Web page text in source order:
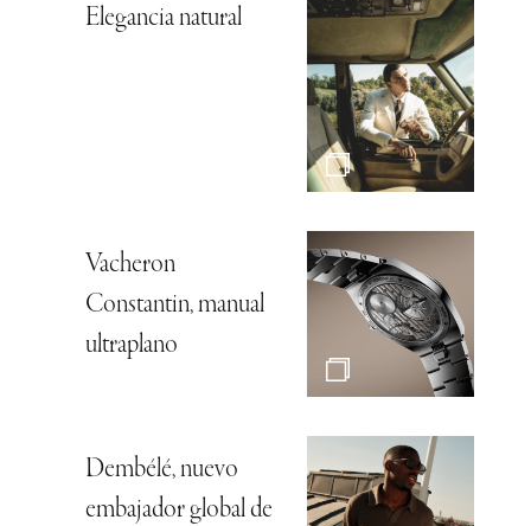
Elegancia natural
Vacheron
Constantin, manual
ultraplano
Dembélé, nuevo
embajador global de